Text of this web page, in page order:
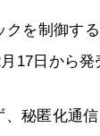
クを制御す
17日から発
秘匿化通